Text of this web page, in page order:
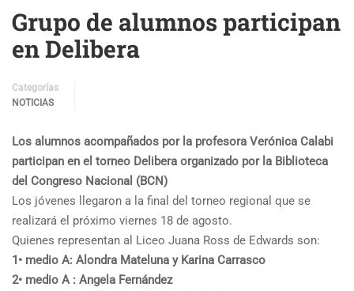
Grupo de alumnos participan
en Delibera
Categorías
NOTICIAS
Los alumnos acompañados por la profesora Verónica Calabi
participan en el torneo Delibera organizado por la Biblioteca
del Congreso Nacional (BCN)
Los jóvenes llegaron a la final del torneo regional que se
realizará el próximo viernes 18 de agosto.
Quienes representan al Liceo Juana Ross de Edwards son:
1• medio A: Alondra Mateluna y Karina Carrasco
2• medio A : Angela Fernández